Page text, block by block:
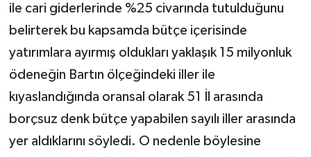
ile cari giderlerinde %25 civarında tutulduğunu
belirterek bu kapsamda bütçe içerisinde
yatırımlara ayırmış oldukları yaklaşık 15 milyonluk
ödeneğin Bartın ölçeğindeki iller ile
kıyaslandığında oransal olarak 51 İl arasında
borçsuz denk bütçe yapabilen sayılı iller arasında
yer aldıklarını söyledi. O nedenle böylesine